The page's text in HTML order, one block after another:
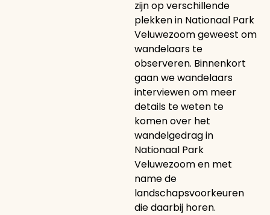
zijn op verschillende
plekken in Nationaal Park
Veluwezoom geweest om
wandelaars te
observeren. Binnenkort
gaan we wandelaars
interviewen om meer
details te weten te
komen over het
wandelgedrag in
Nationaal Park
Veluwezoom en met
name de
landschapsvoorkeuren
die daarbij horen.